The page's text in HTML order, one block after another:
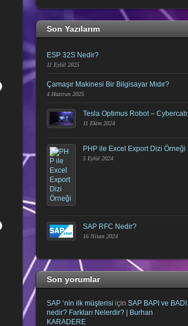
Son Yazılarım
ESP 32S Nedir?
11 Eylül 2025
Çamaşır Makinesi Bir Bilgisayar Mıdır?
4 Haziran 2025
Tesla Optimus Robot – Cybercab
11 Ekim 2024
PHP ile Excel Export Dizi Örneği
5 Eylül 2024
SAP RFC Nedir?
16 Nisan 2024
Son yorumlar
SAP ‘nin ilk müşterisi için SAP BAPI ve BADI
nedir? Farkları Nelerdir? | Burhan
KARADERE